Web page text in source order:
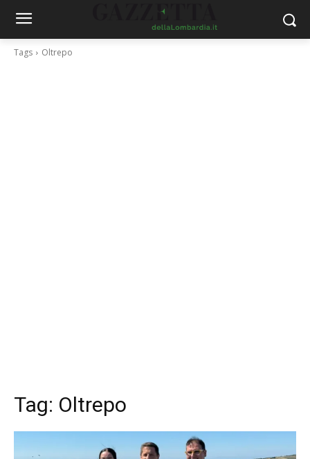
Tags Oltrepo
Tag: Oltrepo